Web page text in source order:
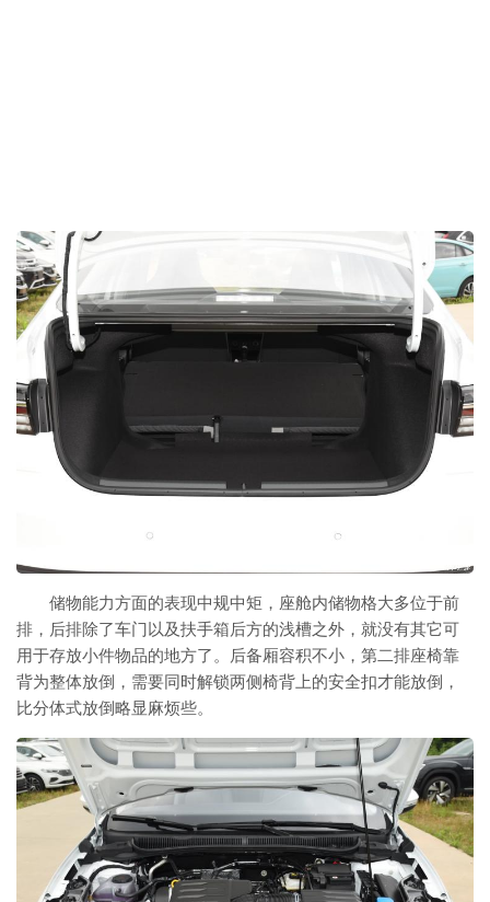
储物能力方面的表现中规中矩，座舱内储物格大多位于前
排，后排除了车门以及扶手箱后方的浅槽之外，就没有其它可
用于存放小件物品的地方了。后备厢容积不小，第二排座椅靠
背为整体放倒，需要同时解锁两侧椅背上的安全扣才能放倒，
比分体式放倒略显麻烦些。